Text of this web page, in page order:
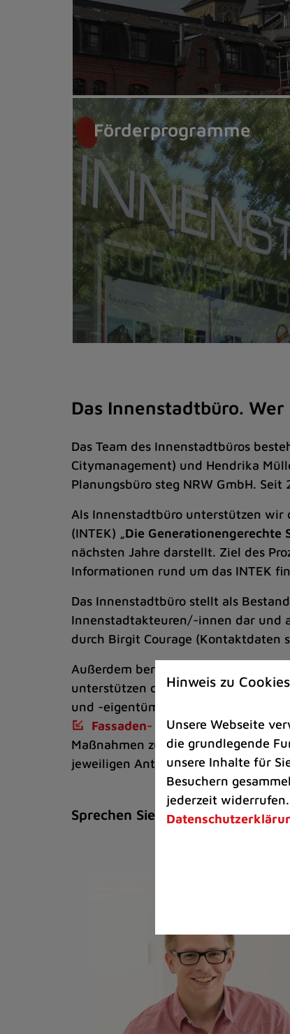
Förderprogramme
Das Innenstadtbüro.
Das Team des Innenstadtbüros
Citymanagement) und Hendrika
Planungsbüro steg NRW GmbH.
Als Innenstadtbüro unterstützen wir
(INTEK) „Die Generationengerechte
nächsten Jahre darstellt. Ziel des
Informationen rund um das INTEK
Das Innenstadtbüro stellt als
Innenstadtakteuren/-innen dar und
durch Birgit Courage (Kontaktdaten
Außerdem beraten und informieren
unterstützen diese dabei, aktiv an
und -eigentümern und engagierten
Fassaden- und
Maßnahmen zur Verfügung. Bei
jeweiligen Antragsstellung.
Sprechen Sie uns an!
Hinweis zu Cookies
Unsere Webseite
die grundlegende
unsere Inhalte für
Besuchern
jederzeit